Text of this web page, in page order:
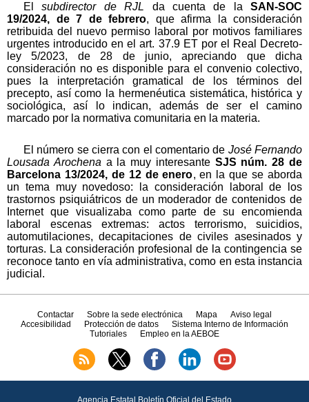
Elsubdirector de RJL da cuenta de la SAN-SOC
19/2024, de 7 de febrero, que afirma la consideración
retribuida del nuevo permiso laboral por motivos familiares
urgentes introducido en el art. 37.9 ET por el Real Decreto-
ley 5/2023, de 28 de junio, apreciando que dicha
consideración no es disponible para el convenio colectivo,
pues la interpretación gramatical de los términos del
precepto, así como la hermenéutica sistemática, histórica y
sociológica, así lo indican, además de ser el camino
marcado por la normativa comunitaria en la materia.
El número se cierra con el comentario de José Fernando
Lousada Arochena a la muy interesante SJS núm. 28 de
Barcelona 13/2024, de 12 de enero, en la que se aborda
un tema muy novedoso: la consideración laboral de los
trastornos psiquiátricos de un moderador de contenidos de
Internet que visualizaba como parte de su encomienda
laboral escenas extremas: actos terrorismo, suicidios,
automutilaciones, decapitaciones de civiles asesinados y
torturas. La consideración profesional de la contingencia se
reconoce tanto en vía administrativa, como en esta instancia
judicial.
Contactar Sobre la sede electrónica Mapa
Aviso legal
Accesibilidad
Protección de datos
Sistema Interno de Información
Tutoriales
Empleo en la AEBOE
Agencia Estatal Boletín Oficial del Estado